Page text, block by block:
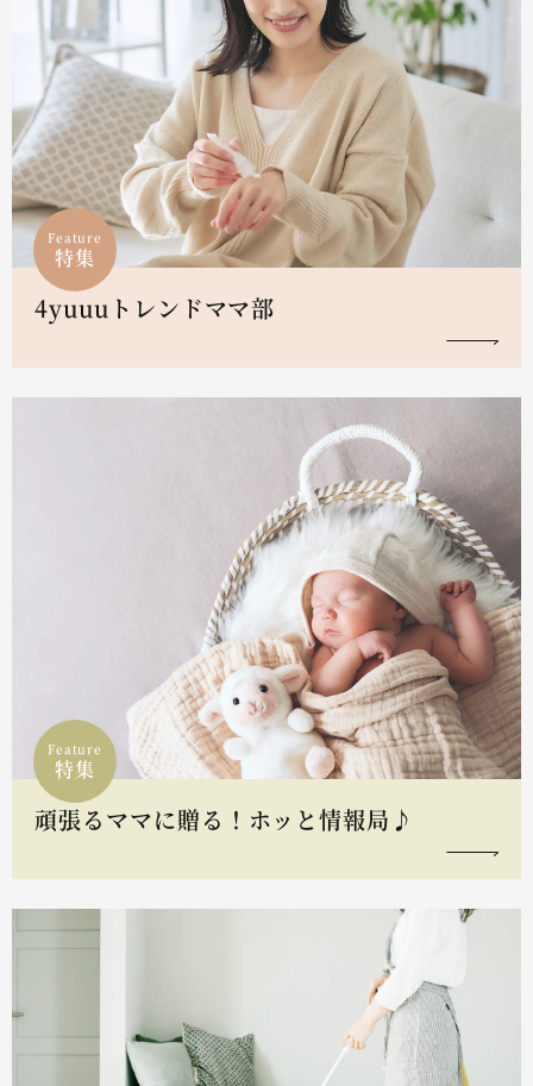
Feature
特集
4yuuuトレンドママ部
Feature
特集
頑張るママに贈る！ホッと情報局♪